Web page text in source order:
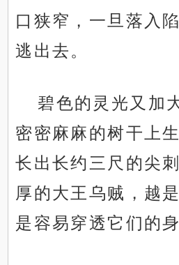
口狭窄，一旦落入
逃出去。
碧色的灵光又加
密密麻麻的树干上
长出长约三尺的尖
厚的大王乌贼，越
是容易穿透它们的身